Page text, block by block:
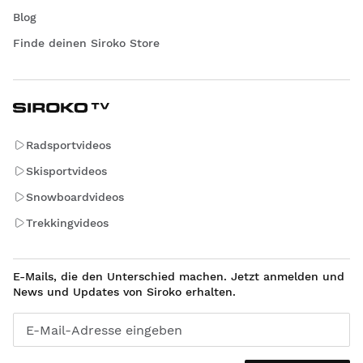
Blog
Finde deinen Siroko Store
Radsportvideos
Skisportvideos
Snowboardvideos
Trekkingvideos
E-Mails, die den Unterschied machen. Jetzt anmelden und
News und Updates von Siroko erhalten.
E-Mail-Adresse eingeben